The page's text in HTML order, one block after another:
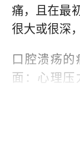
痛，且在最
很大或很深
口腔溃疡
面：心理压
降，从而引
或微量元素